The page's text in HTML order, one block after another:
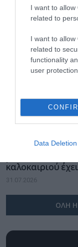
I want to
related to
I want to
related to
functionality
user protection.
Data Deletion
αφορούν τους
31.07.2026
Σ. Καλαφάτης: «Η
Τεχνητή
δεν είναι απλώς
νέα τεχνολογία,
μια νέα
για τη
των ελληνικών
επιχειρήσεων στον
31.07.2026
Η πιο ταξιδιάρικη
καλοκαιριού
υπογραφή της
31.07.2026
ΟΛΗ